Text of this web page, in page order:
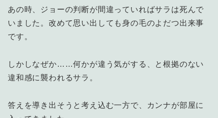
あの時、ジョーの判断が間違っていればサラは死んで
いました。改めて思い出しても身の毛のよだつ出来事
です。
しかしなぜか……何かが違う気がする、と根拠のない
違和感に襲われるサラ。
答えを導き出そうと考え込む一方で、カンナが部屋に